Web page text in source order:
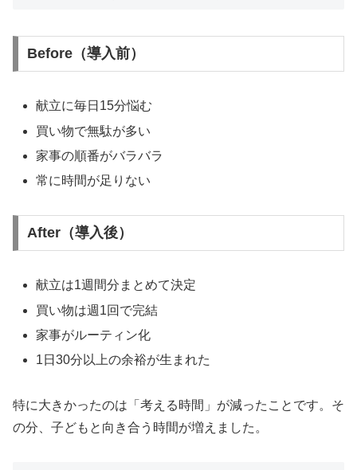
Before（導入前）
献立に毎日15分悩む
買い物で無駄が多い
家事の順番がバラバラ
常に時間が足りない
After（導入後）
献立は1週間分まとめて決定
買い物は週1回で完結
家事がルーティン化
1日30分以上の余裕が生まれた
特に大きかったのは「考える時間」が減ったことです。そ
の分、子どもと向き合う時間が増えました。